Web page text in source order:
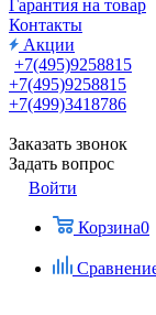
Гарантия на товар
Контакты
Акции
+7(495)9258815
+7(495)9258815
+7(499)3418786
Заказать звонок
Задать вопрос
Войти
Корзина0